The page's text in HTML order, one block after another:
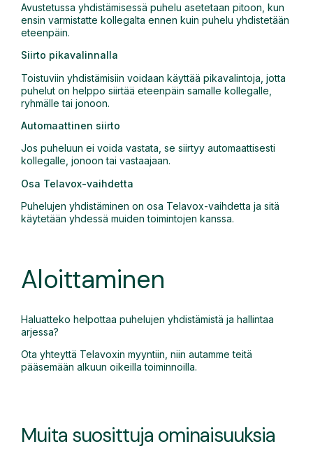
Avustetussa yhdistämisessä puhelu asetetaan pitoon, kun
ensin varmistatte kollegalta ennen kuin puhelu yhdistetään
eteenpäin.
Siirto pikavalinnalla
Toistuviin yhdistämisiin voidaan käyttää pikavalintoja, jotta
puhelut on helppo siirtää eteenpäin samalle kollegalle,
ryhmälle tai jonoon.
Automaattinen siirto
Jos puheluun ei voida vastata, se siirtyy automaattisesti
kollegalle, jonoon tai vastaajaan.
Osa Telavox-vaihdetta
Puhelujen yhdistäminen on osa Telavox-vaihdetta ja sitä
käytetään yhdessä muiden toimintojen kanssa.
Aloittaminen
Haluatteko helpottaa puhelujen yhdistämistä ja hallintaa
arjessa?
Ota yhteyttä Telavoxin myyntiin, niin autamme teitä
pääsemään alkuun oikeilla toiminnoilla.
Muita suosittuja ominaisuuksia